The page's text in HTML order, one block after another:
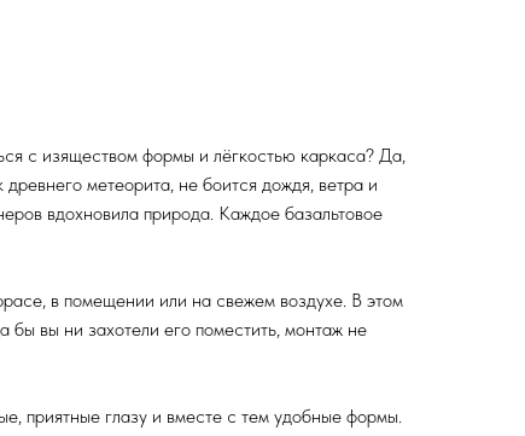
с изяществом формы и лёгкостью каркаса? Да,
метеорита, не боится дождя, ветра и
вдохновила природа. Каждое базальтовое
в помещении или на свежем воздухе. В этом
бы вы ни захотели его поместить, монтаж не
приятные глазу и вместе с тем удобные формы.